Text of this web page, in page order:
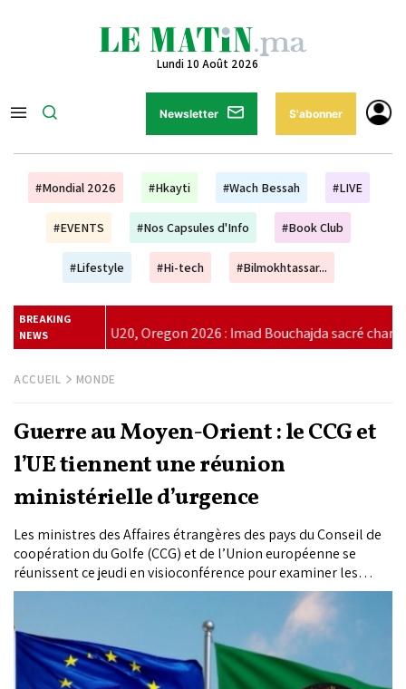
Lundi 10 Août 2026
Newsletter S'abonner
#Mondial 2026 #Hkayti #Wach Bessah #LIVE
#EVENTS #Nos Capsules d'Info #Book Club
#Lifestyle #Hi-tech #Bilmokhtassar...
BREAKING
NEWS
sacré champion du monde du 800 m | DGSN
ACCUEIL MONDE
Guerre au Moyen-Orient : le CCG et
l’UE tiennent une réunion
ministérielle d’urgence
Les ministres des Affaires étrangères des pays du Conseil de
coopération du Golfe (CCG) et de l’Union européenne se
réunissent ce jeudi en visioconférence pour examiner les
répercussions des attaques iraniennes visant les États du
Golfe et les développements sécuritaires dans la région.